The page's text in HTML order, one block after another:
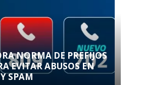
NORMA DE PREFIJOS
EVITAR ABUSOS EN
SPAM